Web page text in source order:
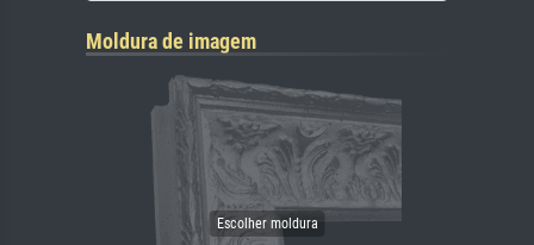
Moldura de imagem